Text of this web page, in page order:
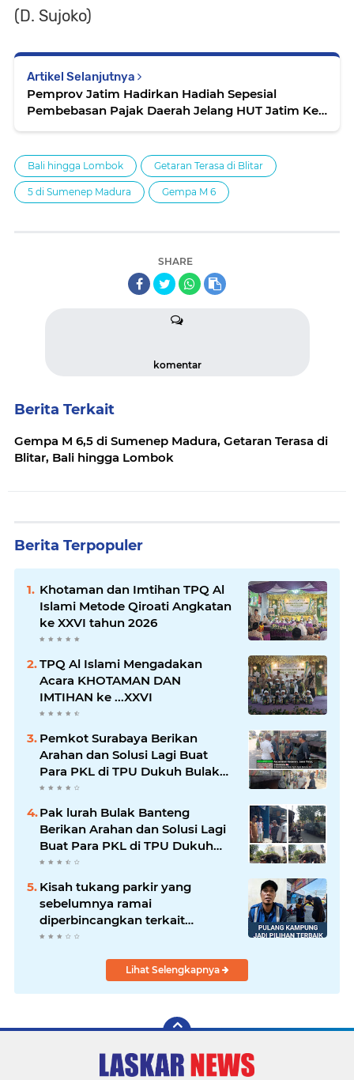
(D. Sujoko)
Artikel Selanjutnya
Pemprov Jatim Hadirkan Hadiah Sepesial
Pembebasan Pajak Daerah Jelang HUT Jatim Ke-
Bali hingga Lombok Getaran Terasa di Blitar
5 di Sumenep Madura Gempa M 6
SHARE
komentar
Berita Terkait
Gempa M 6,5 di Sumenep Madura, Getaran Terasa di
Blitar, Bali hingga Lombok
Berita Terpopuler
Khotaman dan Imtihan TPQ Al
Islami Metode Qiroati Angkatan
ke XXVI tahun 2026
TPQ Al Islami Mengadakan
Acara KHOTAMAN DAN
IMTIHAN ke ...XXVI
Pemkot Surabaya Berikan
Arahan dan Solusi Lagi Buat
Para PKL di TPU Dukuh Bulak
Banteng Surabaya
Pak lurah Bulak Banteng
Berikan Arahan dan Solusi Lagi
Buat Para PKL di TPU Dukuh
Bulak Banteng Surabaya
Kisah tukang parkir yang
sebelumnya ramai
diperbincangkan terkait
persoalan parkir gratis di
kini memasuki babak baru.
Lihat Selengkapnya